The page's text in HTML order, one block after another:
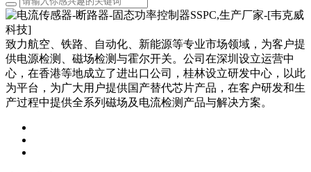
致力航空、铁路、自动化、新能源等专业市场领域，为客户提
供电源检测、磁场检测与霍尔开关。公司在深圳设立运营中
心，在香港等地成立了进出口公司，桂林设立研发中心，以此
为平台，为广大用户提供国产替代芯片产品，在客户研发和生
产过程中提供全系列磁场及电流检测产品与解决方案。